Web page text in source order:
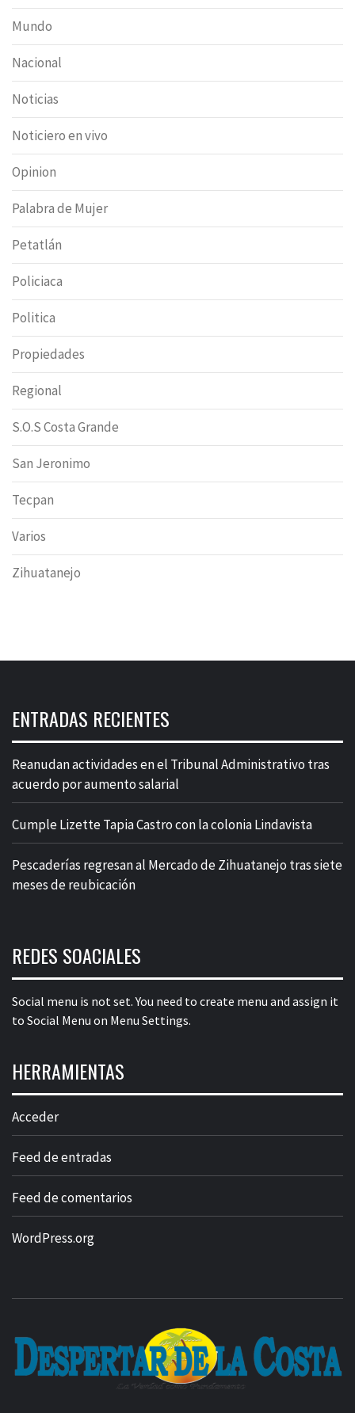
Mundo
Nacional
Noticias
Noticiero en vivo
Opinion
Palabra de Mujer
Petatlán
Policiaca
Politica
Propiedades
Regional
S.O.S Costa Grande
San Jeronimo
Tecpan
Varios
Zihuatanejo
ENTRADAS RECIENTES
Reanudan actividades en el Tribunal Administrativo tras
acuerdo por aumento salarial
Cumple Lizette Tapia Castro con la colonia Lindavista
Pescaderías regresan al Mercado de Zihuatanejo tras siete
meses de reubicación
REDES SOACIALES
Social menu is not set. You need to create menu and assign it
to Social Menu on Menu Settings.
HERRAMIENTAS
Acceder
Feed de entradas
Feed de comentarios
WordPress.org